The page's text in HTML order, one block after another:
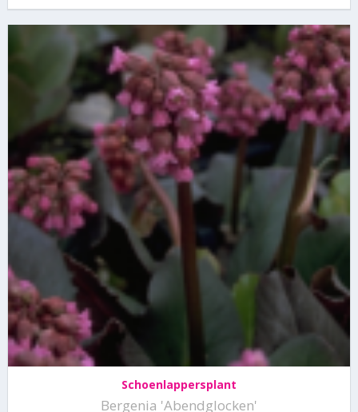
Schoenlappersplant
Bergenia 'Abendglocken'